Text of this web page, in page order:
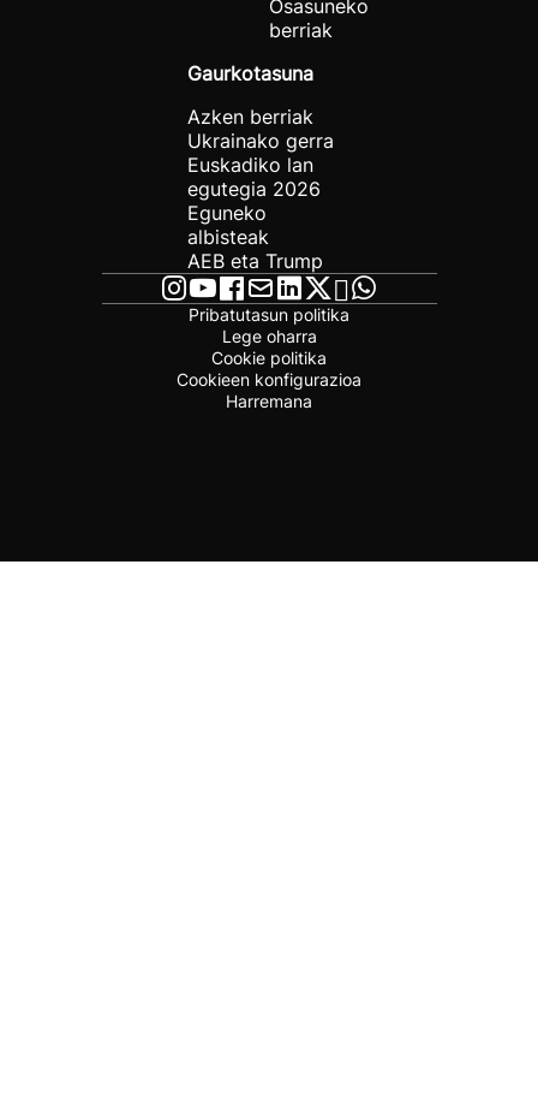
Osasuneko
berriak
Gaurkotasuna
Azken berriak
Ukrainako gerra
Euskadiko lan
egutegia 2026
Eguneko
albisteak
AEB eta Trump
Pribatutasun politika
Lege oharra
Cookie politika
Cookieen konfigurazioa
Harremana